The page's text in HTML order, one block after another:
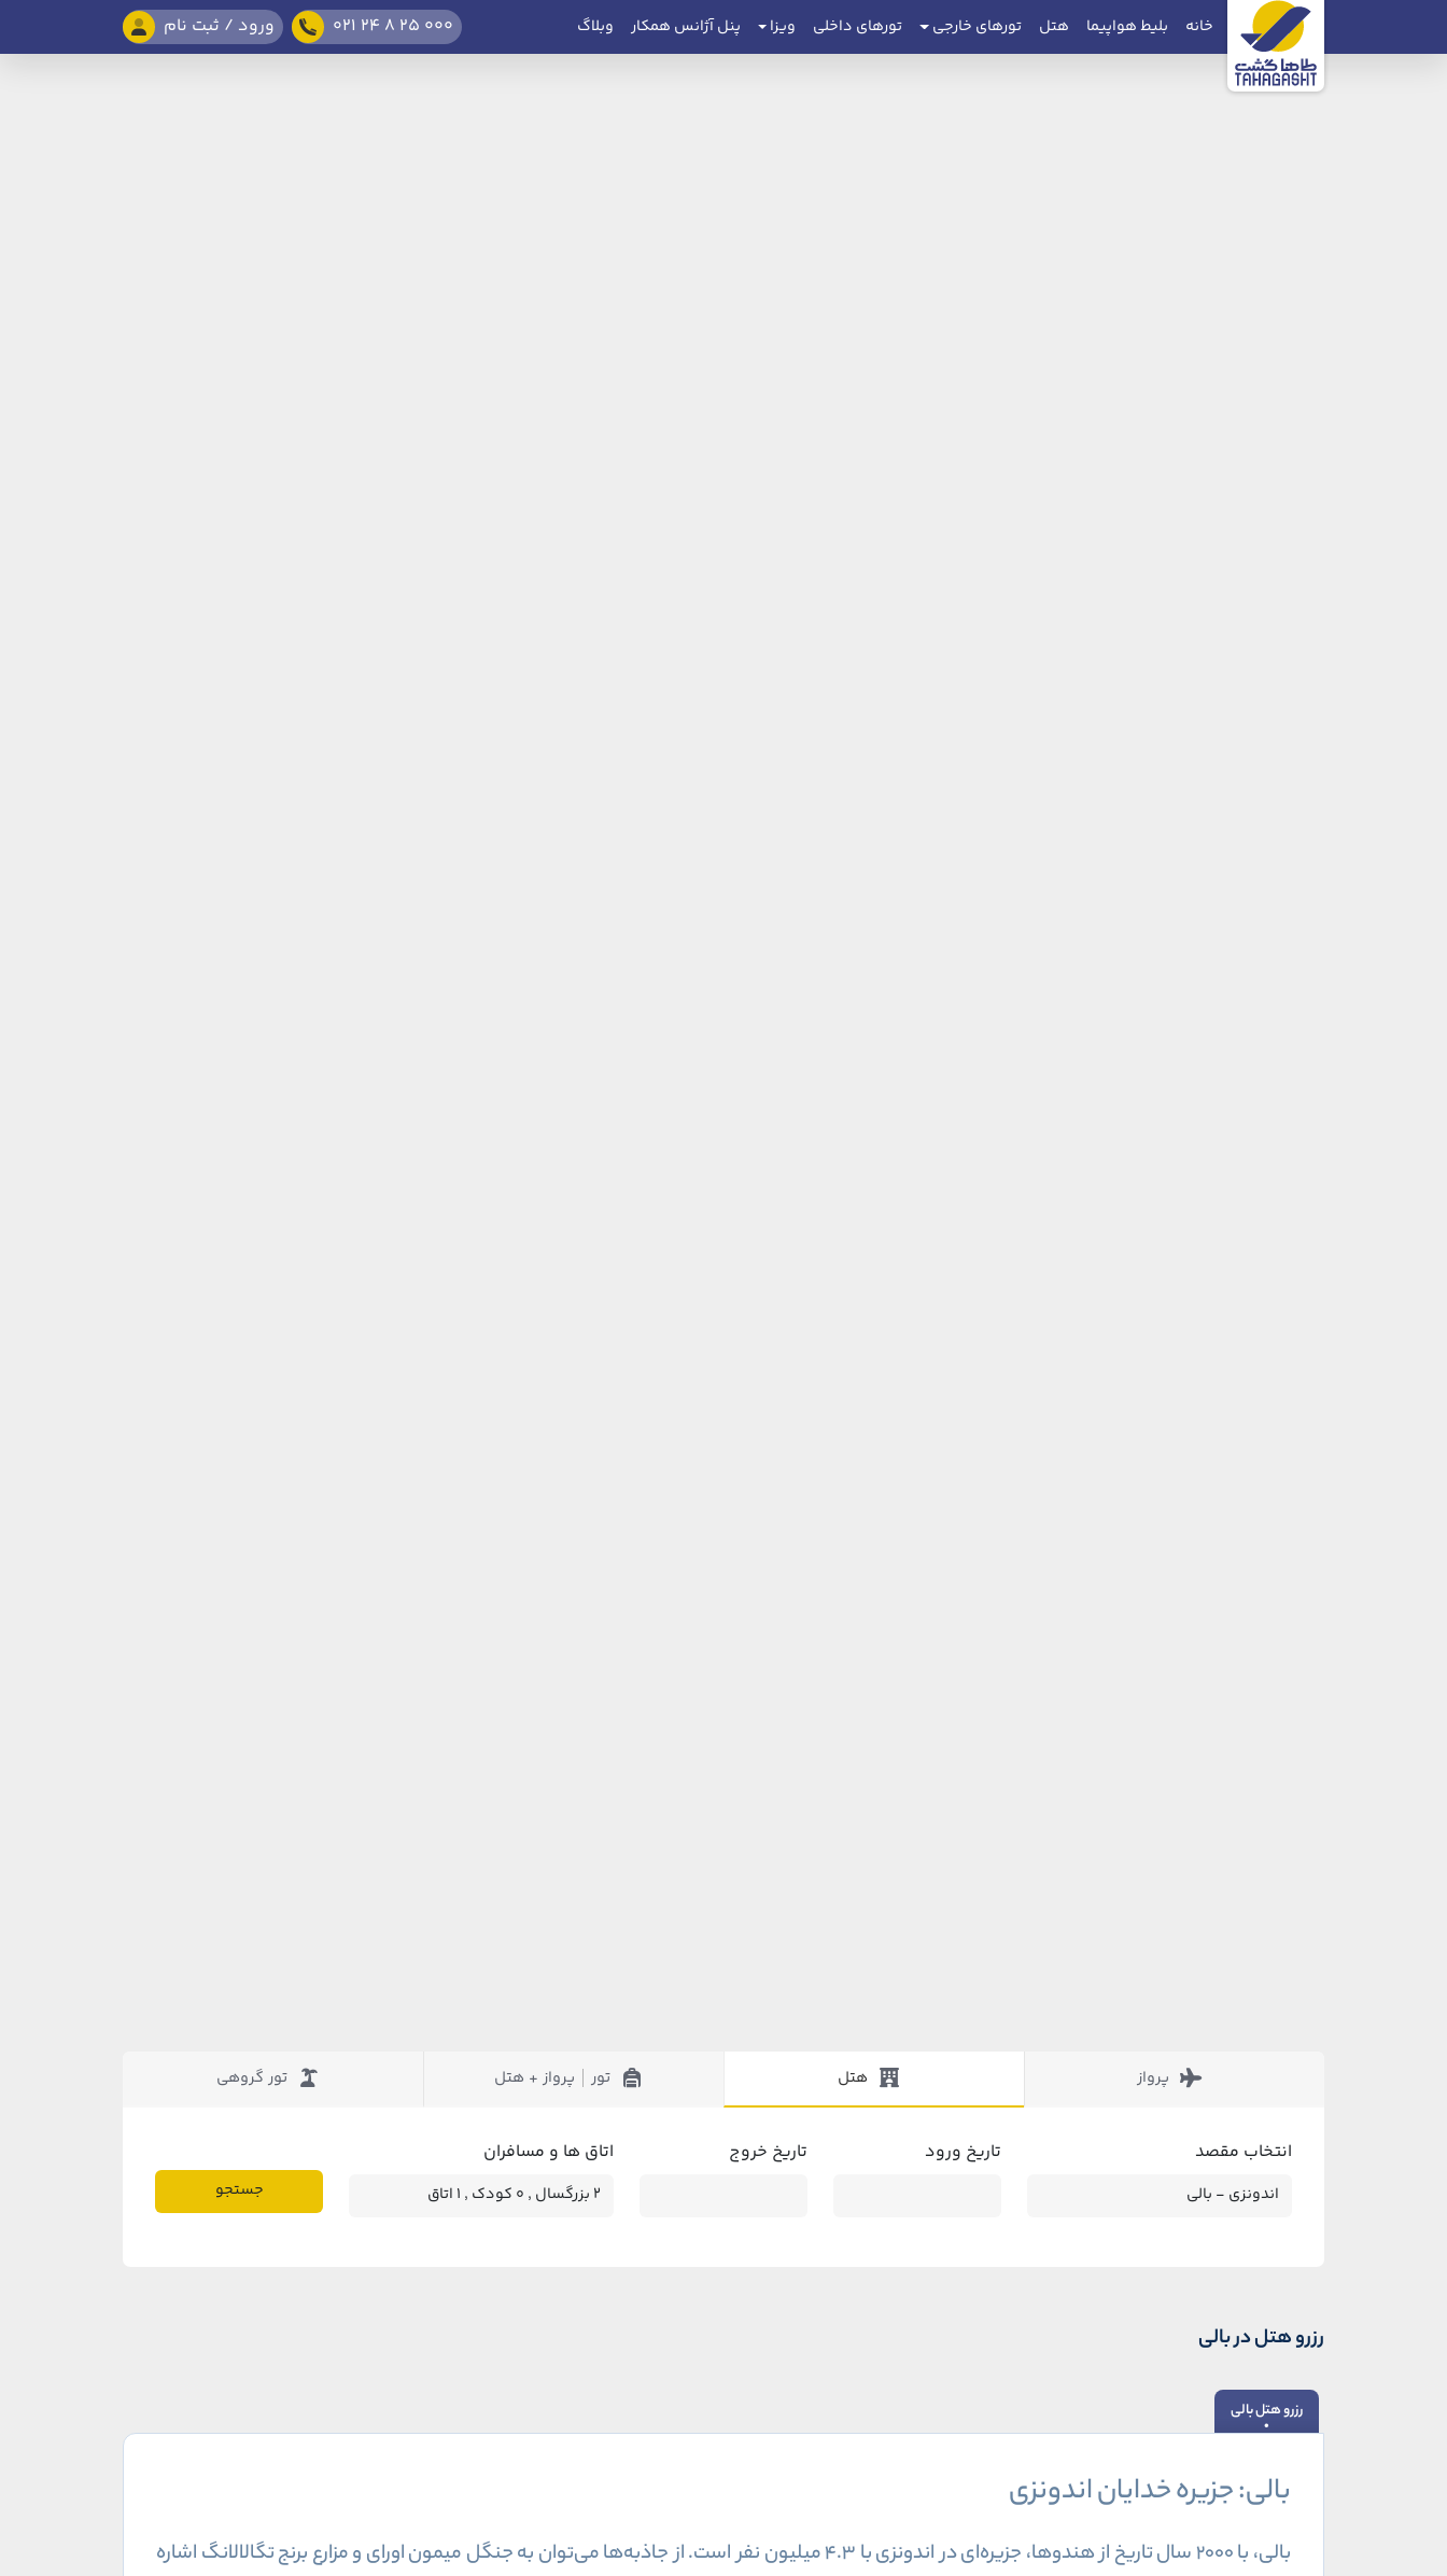
خانه بلیط هواپیما هتل تورهای خارجی تورهای داخلی ویزا پنل آژانس همکار وبلاگ 021 24 8 25 000 ورود / ثبت نام
پرواز هتل تور پرواز + هتل تور گروهی
انتخاب مقصد تاریخ ورود تاریخ خروج اتاق ها و مسافران
جستجو
رزرو هتل در بالی
رزرو هتل بالی
بالی: جزیره خدایان اندونزی
بالی، با ۲۰۰۰ سال تاریخ از هندوها، جزیره‌ای در اندونزی با ۴.۳ میلیون نفر است. از جاذبه‌ها می‌توان به جنگل میمون اورای و مزارع برنج تگالالانگ اشاره